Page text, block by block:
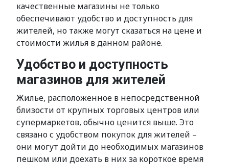
качественные магазины не только
обеспечивают удобство и доступность для
жителей, но также могут сказаться на цене и
стоимости жилья в данном районе.
Удобство и доступность
магазинов для жителей
Жилье, расположенное в непосредственной
близости от крупных торговых центров или
супермаркетов, обычно ценится выше. Это
связано с удобством покупок для жителей –
они могут дойти до необходимых магазинов
пешком или доехать в них за короткое время